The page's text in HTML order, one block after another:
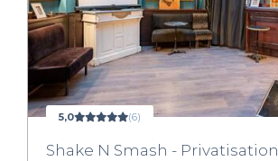
5,0 (6)
Shake N Smash - Privatisation